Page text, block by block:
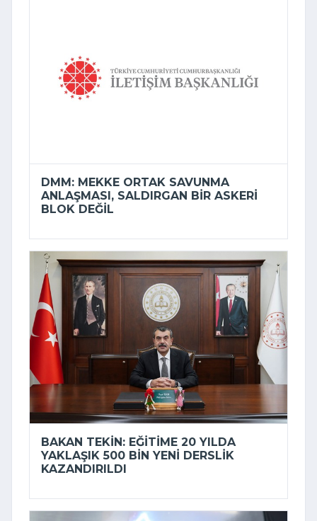
DMM: MEKKE ORTAK SAVUNMA
ANLAŞMASI, SALDIRGAN BIR ASKERI
BLOK DEĞIL
BAKAN TEKIN: EĞITIME 20 YILDA
YAKLAŞIK 500 BIN YENI DERSLIK
KAZANDIRILDI